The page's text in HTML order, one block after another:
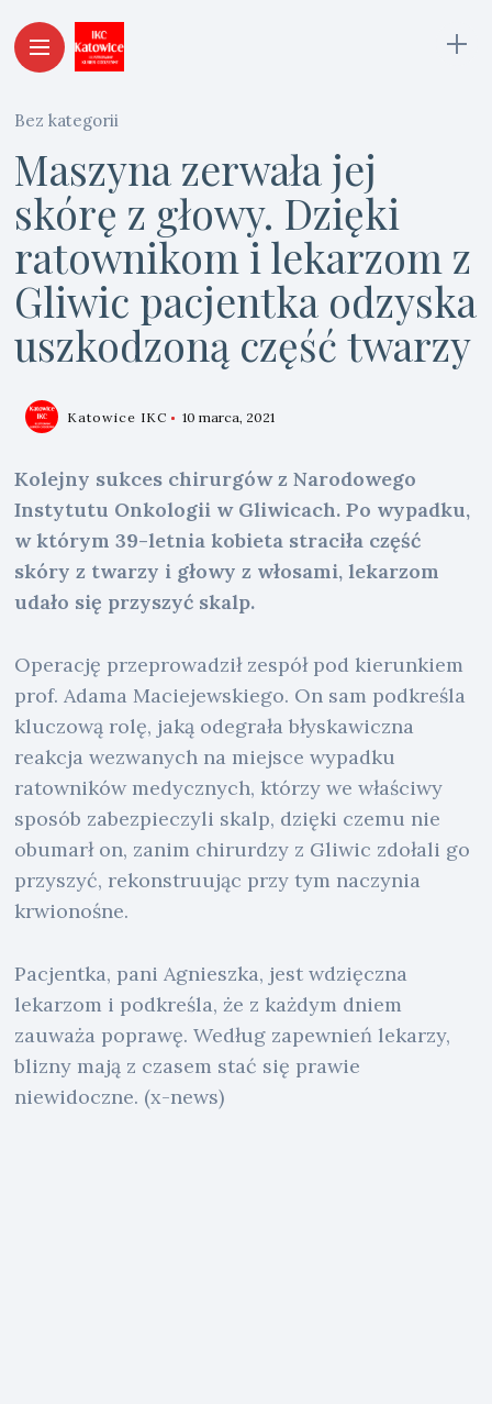
Bez kategorii
Maszyna zerwała jej
skórę z głowy. Dzięki
ratownikom i lekarzom z
Gliwic pacjentka odzyska
uszkodzoną część twarzy
Katowice IKC 10 marca, 2021
Kolejny sukces chirurgów z Narodowego
Instytutu Onkologii w Gliwicach. Po wypadku,
w którym 39-letnia kobieta straciła część
skóry z twarzy i głowy z włosami, lekarzom
udało się przyszyć skalp.
Operację przeprowadził zespół pod kierunkiem
prof. Adama Maciejewskiego. On sam podkreśla
kluczową rolę, jaką odegrała błyskawiczna
reakcja wezwanych na miejsce wypadku
ratowników medycznych, którzy we właściwy
sposób zabezpieczyli skalp, dzięki czemu nie
obumarł on, zanim chirurdzy z Gliwic zdołali go
przyszyć, rekonstruując przy tym naczynia
krwionośne.
Pacjentka, pani Agnieszka, jest wdzięczna
lekarzom i podkreśla, że z każdym dniem
zauważa poprawę. Według zapewnień lekarzy,
blizny mają z czasem stać się prawie
niewidoczne. (x-news)